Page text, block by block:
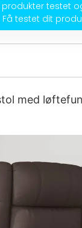
produkter testet
Få testet dit
med